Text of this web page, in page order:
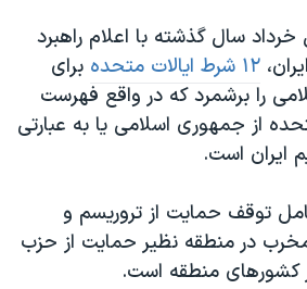
خرداد سال گذشته با اعلام راهبرد
۱۲ شرط ایالات متحده
برای
را برشمرد که در واقع فهرست
از جمهوری اسلامی یا به عبارتی
ایران است.
توقف حمایت از تروریسم و
در منطقه نظیر حمایت از حزب
کشورهای منطقه است.